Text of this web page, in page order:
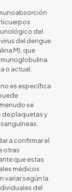
del
del dengue.
M), que
o actual.
es específica
se
de plaquetas y
a confirmar el
otras
que estas
médicos
variar según la
del